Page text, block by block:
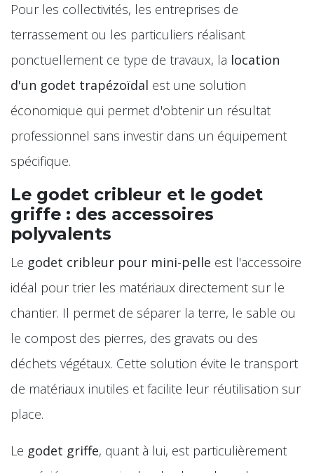
Pour les collectivités, les entreprises de
terrassement ou les particuliers réalisant
ponctuellement ce type de travaux, la location
d'un godet trapézoïdal est une solution
économique qui permet d'obtenir un résultat
professionnel sans investir dans un équipement
spécifique.
Le godet cribleur et le godet
griffe : des accessoires
polyvalents
Le godet cribleur pour mini-pelle est l'accessoire
idéal pour trier les matériaux directement sur le
chantier. Il permet de séparer la terre, le sable ou
le compost des pierres, des gravats ou des
déchets végétaux. Cette solution évite le transport
de matériaux inutiles et facilite leur réutilisation sur
place.
Le godet griffe, quant à lui, est particulièrement